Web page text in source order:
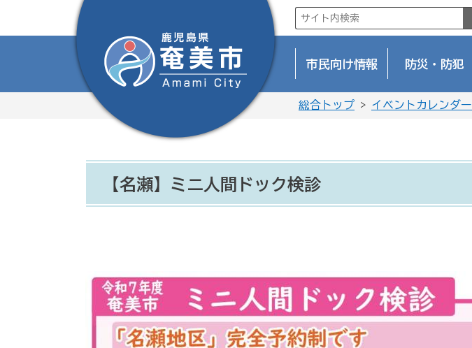
市民向け情報 防災・防犯
総合トップ > イベントカレンダー
【名瀬】ミニ人間ドック検診